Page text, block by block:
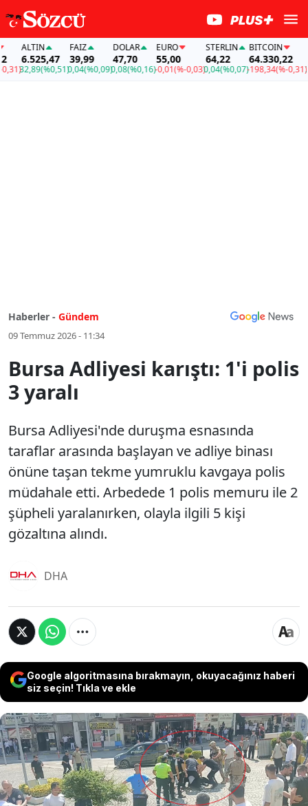
ALTIN
6.525,47
32,89(%0,51)
FAİZ
39,99
0,04(%0,09)
DOLAR
47,70
0,08(%0,16)
EURO
55,00
-0,01(%-0,03)
STERLIN
64,22
0,04(%0,07)
BITCOIN
64.330,22
-198,34(%-0,31)
Haberler - Gündem
09 Temmuz 2026 - 11:34
Bursa Adliyesi karıştı: 1'i polis
3 yaralı
Bursa Adliyesi'nde duruşma esnasında
taraflar arasında başlayan ve adliye binası
önüne taşan tekme yumruklu kavgaya polis
müdahale etti. Arbedede 1 polis memuru ile 2
şüpheli yaralanırken, olayla ilgili 5 kişi
gözaltına alındı.
DHA
Google algoritmasına bırakmayın, okuyacağınız haberi
siz seçin! Tıkla ve ekle
Bursa Adliyesi'nde duruşma esnasında taraflar
arasında başlayan ve adliye binası önüne taşan
tekme yumruklu kavgaya polis müdahale etti.